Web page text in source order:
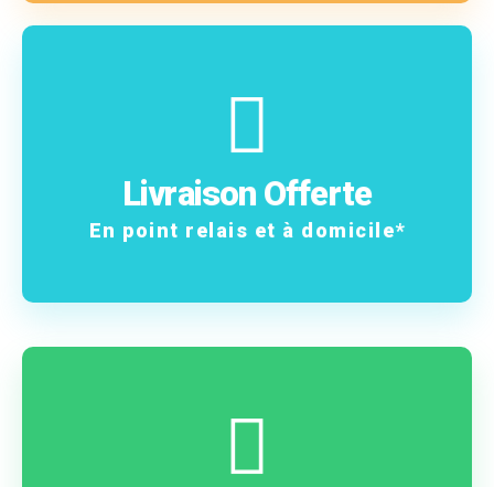
Livraison Offerte
En point relais et à domicile*
Vos commandes sans
frais !